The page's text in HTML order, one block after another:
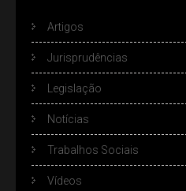
Artigos
Jurisprudências
Legislação
Notícias
Trabalhos Sociais
Vídeos